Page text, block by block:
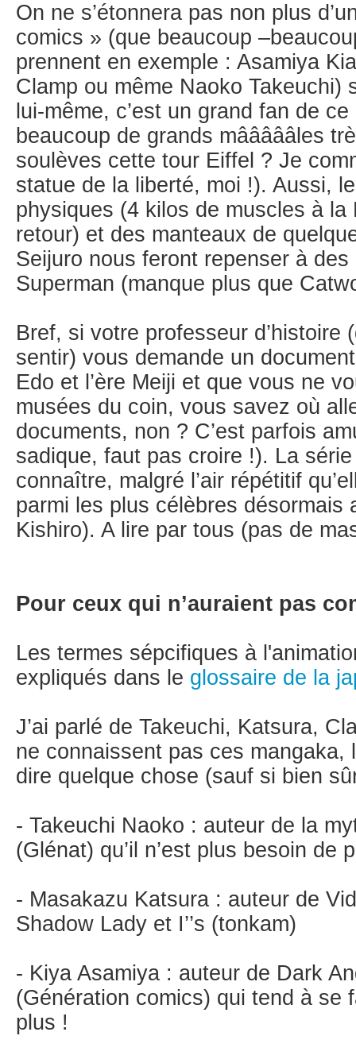
On ne s’étonnera pas non plus
comics » (que beaucoup
prennent en exemple : Asamiya
Clamp ou même Naoko Takeuchi)
lui-même, c’est un grand fan de
beaucoup de grands mâââââles
soulèves cette tour Eiffel ? Je
statue de la liberté, moi !). Aussi,
physiques (4 kilos de muscles à la
retour) et des manteaux de
Seijuro nous feront repenser à
Superman (manque plus que
Bref, si votre professeur d’histoire
sentir) vous demande un
Edo et l’ère Meiji et que vous ne
musées du coin, vous savez où
documents, non ? C’est parfois
sadique, faut pas croire !). La
connaître, malgré l’air répétitif
parmi les plus célèbres désormais
Kishiro). A lire par tous (pas de
Pour ceux qui n’auraient pas
Les termes sépcifiques à
expliqués dans le glossaire de la
J’ai parlé de Takeuchi, Katsura,
ne connaissent pas ces
dire quelque chose (sauf si bien
- Takeuchi Naoko : auteur de la
(Glénat) qu’il n’est plus besoin de
- Masakazu Katsura : auteur de
Shadow Lady et I’’s (tonkam)
- Kiya Asamiya : auteur de Dark
(Génération comics) qui tend à se
plus !